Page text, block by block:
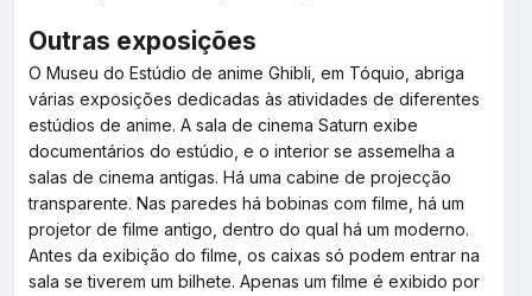
Outras exposições
O Museu do Estúdio de anime Ghibli, em Tóquio, abriga
várias exposições dedicadas às atividades de diferentes
estúdios de anime. A sala de cinema Saturn exibe
documentários do estúdio, e o interior se assemelha a
salas de cinema antigas. Há uma cabine de projecção
transparente. Nas paredes há bobinas com filme, há um
projetor de filme antigo, dentro do qual há um moderno.
Antes da exibição do filme, os caixas só podem entrar na
sala se tiverem um bilhete. Apenas um filme é exibido por